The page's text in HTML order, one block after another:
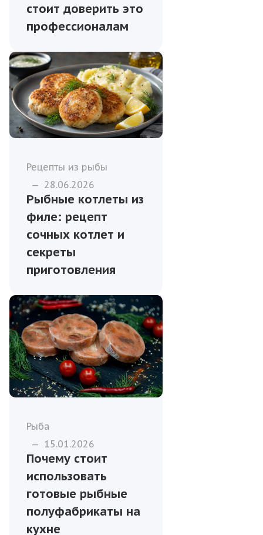
стоит доверить это
профессионалам
Рецепты из рыбы
— 28.06.2026
Рыбные котлеты из
филе: рецепт
сочных котлет и
секреты
приготовления
Рыба
— 15.01.2026
Почему стоит
использовать
готовые рыбные
полуфабрикаты на
кухне